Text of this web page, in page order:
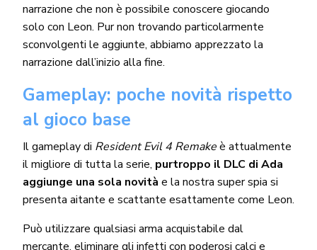
narrazione che non è possibile conoscere giocando
solo con Leon. Pur non trovando particolarmente
sconvolgenti le aggiunte, abbiamo apprezzato la
narrazione dall’inizio alla fine.
Gameplay: poche novità rispetto
al gioco base
Il gameplay di Resident Evil 4 Remakeè attualmente
il migliore di tutta la serie, purtroppo il DLC di Ada
aggiunge una sola novità e la nostra super spia si
presenta aitante e scattante esattamente come Leon.
Può utilizzare qualsiasi arma acquistabile dal
mercante, eliminare gli infetti con poderosi calci e